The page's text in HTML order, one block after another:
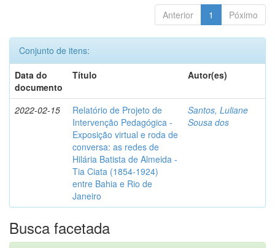
Anterior 1 Póximo
Conjunto de itens:
Data do
documento
Título Autor(es)
2022-02-15
Relatório de Projeto de
Intervenção Pedagógica -
Exposição virtual e roda de
conversa: as redes de
Hilária Batista de Almeida -
Tia Ciata (1854-1924)
entre Bahia e Rio de
Janeiro
Santos, Luliane
Sousa dos
Busca facetada